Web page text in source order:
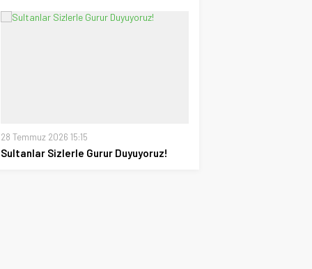
28 Temmuz 2026 15:15
Sultanlar Sizlerle Gurur Duyuyoruz!